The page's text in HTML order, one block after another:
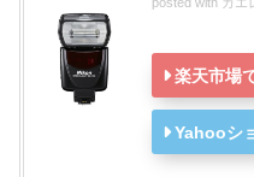
楽天市場
Yahooシ